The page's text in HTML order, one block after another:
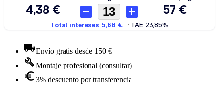
Envío gratis desde 150 €
Montaje profesional (consultar)
3% descuento por transferencia